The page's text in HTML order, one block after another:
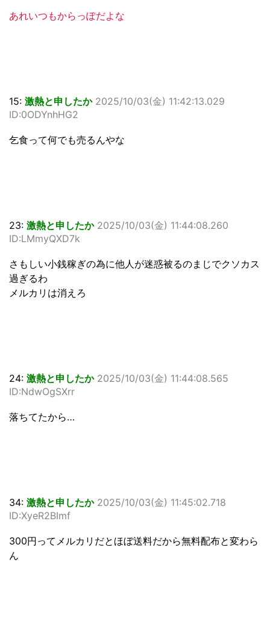
あれいつもからっぽだよな
15: 激熱と申したか 2025/10/03(金) 11:42:13.029
ID:0ODYnhHG2
乞食って何でも売るんやな
23: 激熱と申したか 2025/10/03(金) 11:44:08.260
ID:LMmyQXD7k
さもしい小銭稼ぎの為に他人が迷惑被るのまじでクソカス
過ぎるわ
メルカリは消えろ
24: 激熱と申したか 2025/10/03(金) 11:44:08.565
ID:NdwOgSXrr
落ちてたから…
34: 激熱と申したか 2025/10/03(金) 11:45:02.718
ID:XyeR2BImf
300円ってメルカリだとほぼ送料だから無料配布と変わら
ん